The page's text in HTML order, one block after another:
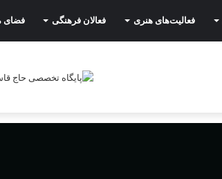
فعالیت‌های هنری فعالان فرهنگی فضای